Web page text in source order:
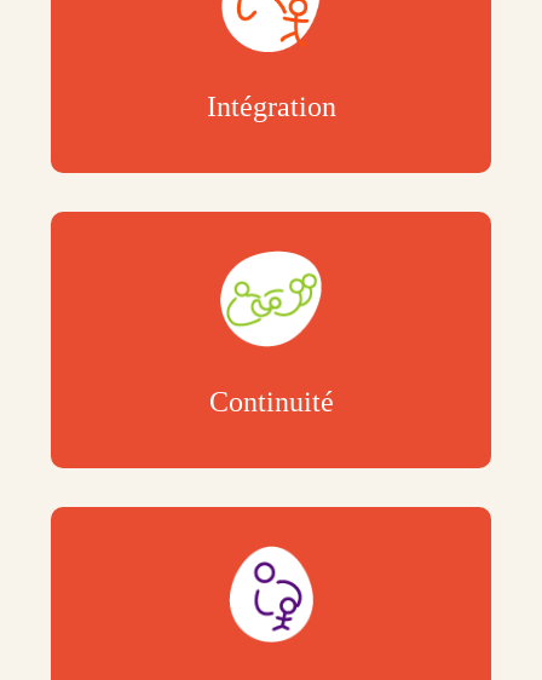
Intégration
Continuité